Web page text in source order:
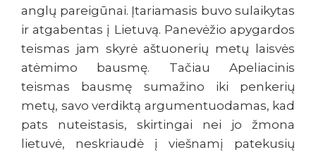
anglų pareigūnai. Įtariamasis buvo sulaikytas
ir atgabentas į Lietuvą. Panevėžio apygardos
teismas jam skyrė aštuonerių metų laisvės
atėmimo bausmę. Tačiau Apeliacinis
teismas bausmę sumažino iki penkerių
metų, savo verdiktą argumentuodamas, kad
pats nuteistasis, skirtingai nei jo žmona
lietuvė, neskriaudė į viešnamį patekusių